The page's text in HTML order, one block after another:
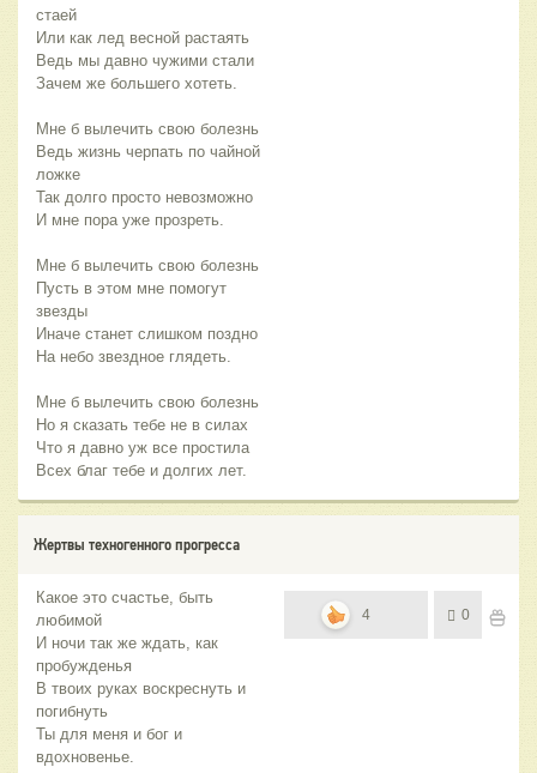
стаей
Или как лед весной растаять
Ведь мы давно чужими стали
Зачем же большего хотеть.
Мне б вылечить свою болезнь
Ведь жизнь черпать по чайной
ложке
Так долго просто невозможно
И мне пора уже прозреть.
Мне б вылечить свою болезнь
Пусть в этом мне помогут
звезды
Иначе станет слишком поздно
На небо звездное глядеть.
Мне б вылечить свою болезнь
Но я сказать тебе не в силах
Что я давно уж все простила
Всех благ тебе и долгих лет.
Жертвы техногенного прогресса
Какое это счастье, быть
любимой
И ночи так же ждать, как
пробужденья
В твоих руках воскреснуть и
погибнуть
Ты для меня и бог и
вдохновенье.
4 0